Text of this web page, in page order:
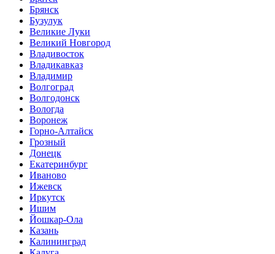
Брянск
Бузулук
Великие Луки
Великий Новгород
Владивосток
Владикавказ
Владимир
Волгоград
Волгодонск
Вологда
Воронеж
Горно-Алтайск
Грозный
Донецк
Екатеринбург
Иваново
Ижевск
Иркутск
Ишим
Йошкар-Ола
Казань
Калининград